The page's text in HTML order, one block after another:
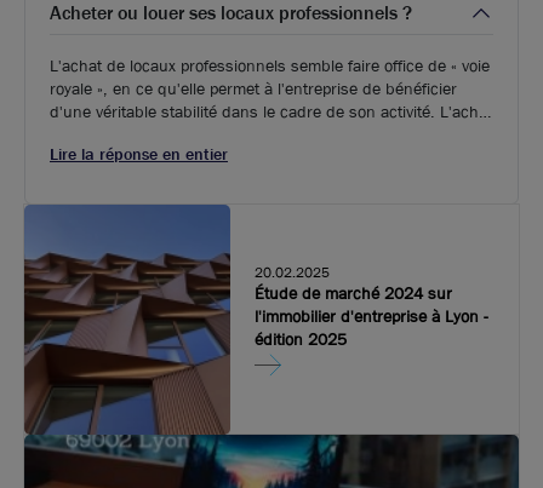
Acheter ou louer ses locaux professionnels ?
L'achat de locaux professionnels semble faire office de « voie
royale », en ce qu'elle permet à l'entreprise de bénéficier
d'une véritable stabilité dans le cadre de son activité. L'achat
d'éliminer les frais de location qui peuvent de surcroît varier.
Lire la réponse en entier
20.02.2025
Étude de marché 2024 sur
l'immobilier d'entreprise à Lyon -
édition 2025